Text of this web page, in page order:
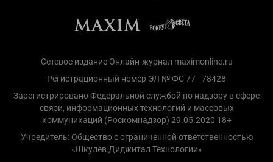
Сетевое издание Онлайн-журнал maximonline.ru
Регистрационный номер ЭЛ № ФС 77 - 78428
Зарегистрировано Федеральной службой по надзору в сфере
связи, информационных технологий и массовых
коммуникаций (Роскомнадзор) 29.05.2020 18+
Учредитель: Общество с ограниченной ответственностью
«Шкулёв Диджитал Технологии»